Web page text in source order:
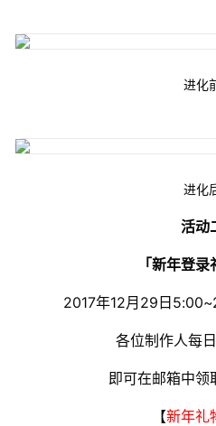
进化
进化
活动
「新年登录
2017年12月29日
各位制作人每
即可在邮箱中领
【新年礼